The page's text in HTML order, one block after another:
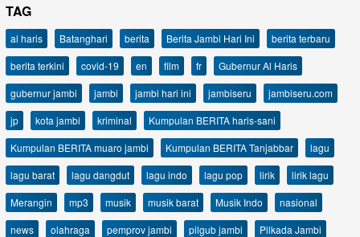
TAG
al haris Batanghari berita Berita Jambi Hari Ini
berita terbaru
berita terkini
covid-19 en film fr
Gubernur Al Haris
gubernur jambi
jambi jambi hari ini jambiseru
jambiseru.com
jp
kota jambi kriminal
Kumpulan BERITA haris-sani
Kumpulan BERITA muaro jambi
Kumpulan BERITA Tanjabbar
lagu
lagu barat
lagu dangdut lagu indo lagu pop lirik
lirik lagu
Merangin
mp3 musik musik barat Musik Indo
nasional
news
olahraga pemprov jambi pilgub jambi
Pilkada Jambi